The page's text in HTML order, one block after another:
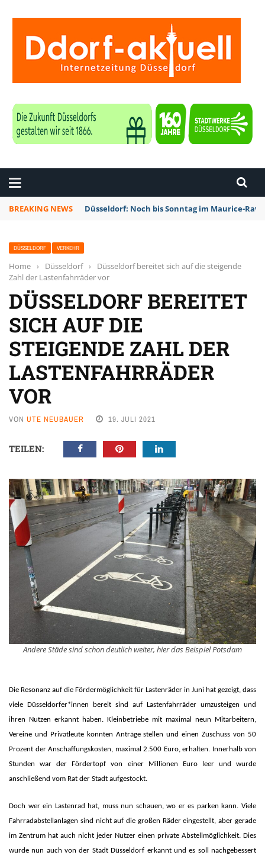
BREAKING NEWS Düsseldorf: Noch bis Sonntag im Maurice-
DÜSSELDORF VERKEHR
Home › Düsseldorf ›
Düsseldorf bereitet sich auf die steigende
Zahl der Lastenfahrräder vor
DÜSSELDORF BEREITET
SICH AUF DIE
STEIGENDE ZAHL DER
LASTENFAHRRÄDER
VOR
VON UTE NEUBAUER 19. JULI 2021
TEILEN:
Andere Städe sind schon deutlich weiter, hier das Beispiel Potsdam
Die Resonanz auf die Fördermöglichkeit für Lastenräder in Juni hat gezeigt, dass
viele Düsseldorfer*innen bereit sind auf Lastenfahrräder umzusteigen und
ihren Nutzen erkannt haben. Kleinbetriebe mit maximal neun Mitarbeitern,
Vereine und Privatleute konnten Anträge stellen und einen Zuschuss von 50
Prozent der Anschaffungskosten, maximal 2.500 Euro, erhalten. Innerhalb von
Stunden war der Fördertopf von einer Millionen Euro leer und wurde
anschließend vom Rat der Stadt aufgestockt.
Doch wer ein Lastenrad hat, muss nun schauen, wo er es parken kann. Viele
Fahrradabstellanlagen sind nicht auf die großen Räder eingestellt, aber gerade
im Zentrum hat auch nicht jeder Nutzer einen private Abstellmöglichkeit. Dies
wurde nun auch von der Stadt Düsseldorf erkannt und es soll nachgebessert